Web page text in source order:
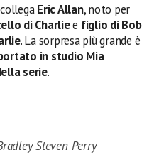
Eric Allan, noto per
di Charliee figlio di Bob
. La sorpresa più grande è
in studio Mia
serie.
Steven Perry